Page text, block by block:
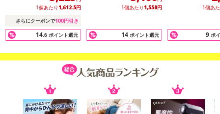
1個あたり 1,612.5円
さらにクーポンで100円引き
14.6 ポイント還元
1個あたり 1,550円
14 ポイント還元
1個あ
9 ポ